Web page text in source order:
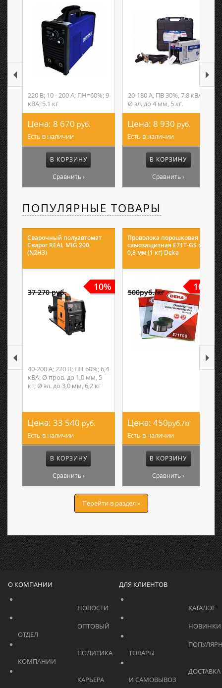
220 В; 10 - 200 А; ПН=60%; 9
кВА; 5.1 кг
Цена: 8 670 руб.
Есть в наличии
В КОРЗИНУ
Сравнить ›
20-180 А, ПВ 30%, 7.8 кВА,
Ø эл. до 4 мм, 5 кг.
Цена: 8 930 руб.
Есть в наличии
В КОРЗИНУ
Сравнить ›
ПОПУЛЯРНЫЕ ТОВАРЫ
Сварочный полуавтомат
Сварог REAL MIG 200
(N2H3)
10%
37 270 руб.
40-200 А; 220 В; ПН 60%; 6,4
кВА; Ø пров. до 1,0 мм, 5
кг; Ø эл. до 3,0 мм, 6,2 кг
Цена: 33 540 руб.
Есть в наличии
В КОРЗИНУ
Сравнить ›
Проволока порошковая
самозащитная E71T-GS ф
0,8 мм (1 кг) Deka
10%
500руб./кг
Цена: 450руб./кг
Есть в наличии
В КОРЗИНУ
Сравнить ›
Перейти в раздел »
О КОМПАНИИ
			    		КАРЬЕРА
ДЛЯ КЛИЕНТОВ